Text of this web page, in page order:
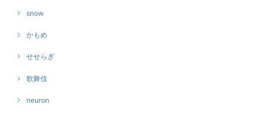
snow
かもめ
せせらぎ
歌舞伎
neuron